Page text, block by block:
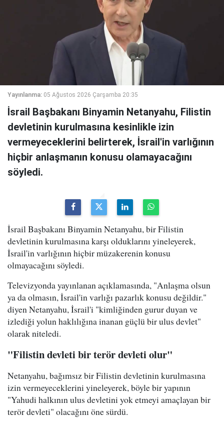
Yayınlanma: 05 Ağustos 2026 Çarşamba 20:35
İsrail Başbakanı Binyamin Netanyahu, Filistin
devletinin kurulmasına kesinlikle izin
vermeyeceklerini belirterek, İsrail'in varlığının
hiçbir anlaşmanın konusu olamayacağını
söyledi.
İsrail Başbakanı Binyamin Netanyahu, bir Filistin
devletinin kurulmasına karşı olduklarını yineleyerek,
İsrail'in varlığının hiçbir müzakerenin konusu
olmayacağını söyledi.
Televizyonda yayınlanan açıklamasında, "Anlaşma olsun
ya da olmasın, İsrail'in varlığı pazarlık konusu değildir."
diyen Netanyahu, İsrail'i "kimliğinden gurur duyan ve
izlediği yolun haklılığına inanan güçlü bir ulus devlet"
olarak niteledi.
"Filistin devleti bir terör devleti olur"
Netanyahu, bağımsız bir Filistin devletinin kurulmasına
izin vermeyeceklerini yineleyerek, böyle bir yapının
"Yahudi halkının ulus devletini yok etmeyi amaçlayan bir
terör devleti" olacağını öne sürdü.